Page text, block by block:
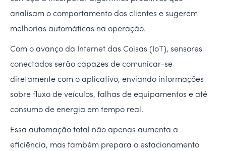
analisam o comportamento dos clientes e sugerem
melhorias automáticas na operação.
Com o avanço da Internet das Coisas (IoT), sensores
conectados serão capazes de comunicar-se
diretamente com o aplicativo, enviando informações
sobre fluxo de veículos, falhas de equipamentos e até
consumo de energia em tempo real.
Essa automação total não apenas aumenta a
eficiência, mas também prepara o estacionamento